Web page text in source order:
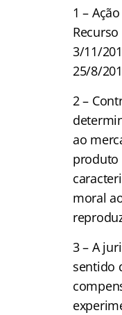
1 –
3/11/
25/8/
2 –
ao
produto
moral
3 – A
sentido